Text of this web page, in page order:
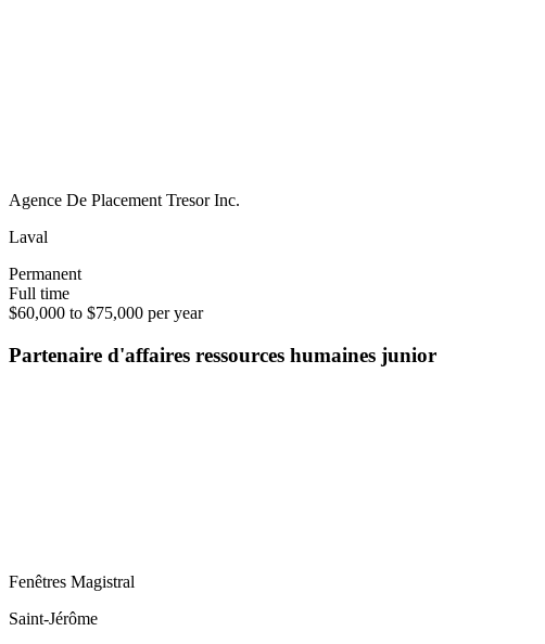
Agence De Placement Tresor Inc.
Laval
Permanent
Full time
$60,000 to $75,000 per year
Partenaire d'affaires ressources humaines junior
Fenêtres Magistral
Saint-Jérôme